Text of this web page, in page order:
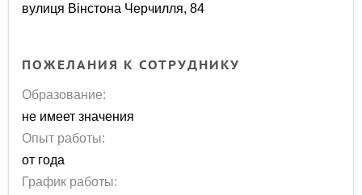
вулиця Вінстона Черчилля, 84
ПОЖЕЛАНИЯ К СОТРУДНИКУ
Образование:
не имеет значения
Опыт работы:
от года
График работы: